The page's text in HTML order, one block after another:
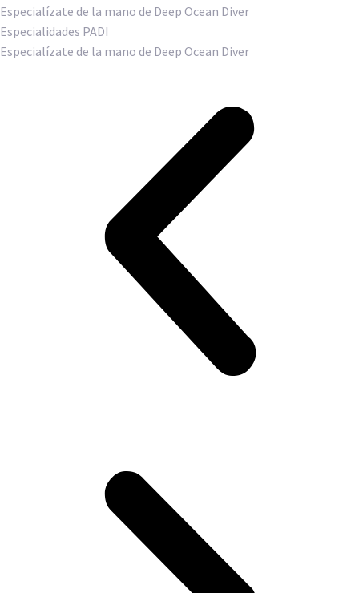
Especialízate de la mano de Deep Ocean Diver
Especialidades PADI
Especialízate de la mano de Deep Ocean Diver